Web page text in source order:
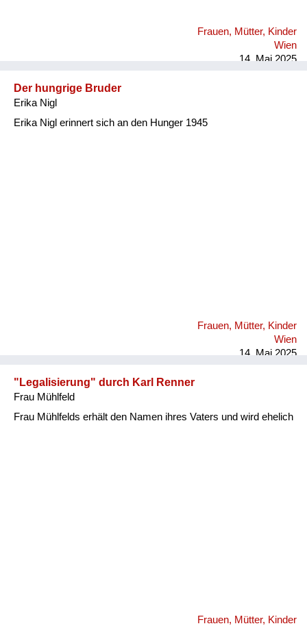
Frauen, Mütter, Kinder
Wien
14. Mai 2025
Der hungrige Bruder
Erika Nigl
Erika Nigl erinnert sich an den Hunger 1945
Frauen, Mütter, Kinder
Wien
14. Mai 2025
"Legalisierung" durch Karl Renner
Frau Mühlfeld
Frau Mühlfelds erhält den Namen ihres Vaters und wird ehelich
Frauen, Mütter, Kinder